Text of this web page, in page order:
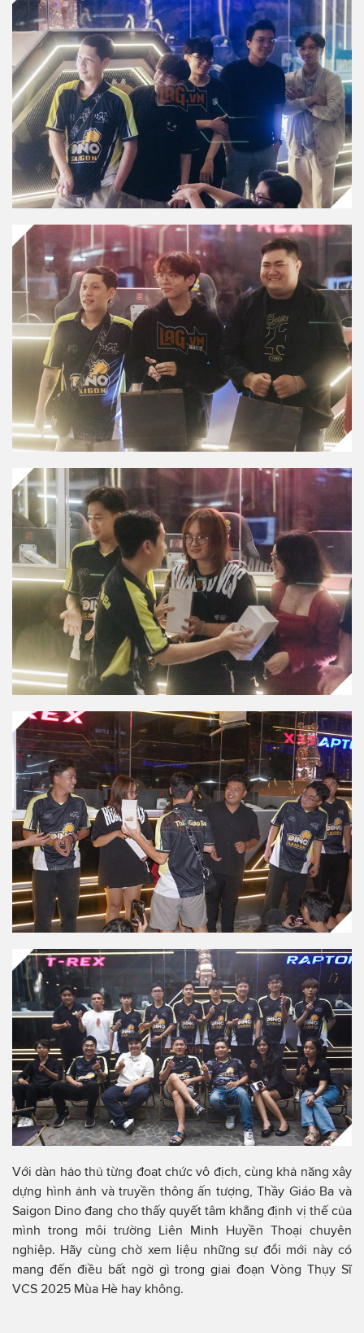
Với dàn hảo thủ từng đoạt chức vô địch, cùng khả năng xây
dựng hình ảnh và truyền thông ấn tượng, Thầy Giáo Ba và
Saigon Dino đang cho thấy quyết tâm khẳng định vị thế của
mình trong môi trường Liên Minh Huyền Thoại chuyên
nghiệp. Hãy cùng chờ xem liệu những sự đổi mới này có
mang đến điều bất ngờ gì trong giai đoạn Vòng Thụy Sĩ
VCS 2025 Mùa Hè hay không.